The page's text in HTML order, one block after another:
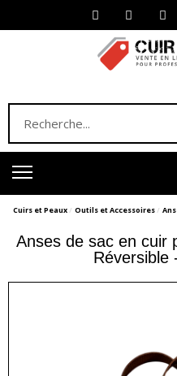
Cuirs et Peaux Outils et Accessoires
Anses de sac en cuir
Réversible